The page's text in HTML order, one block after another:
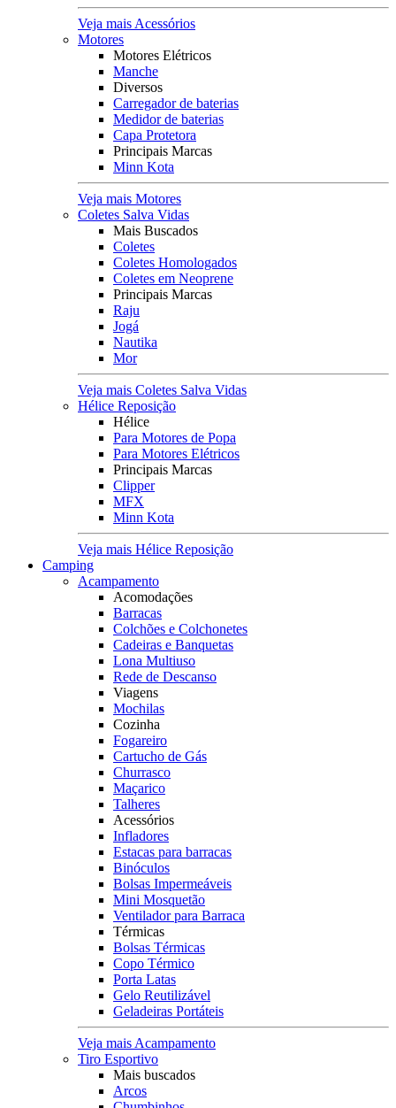
Veja mais Acessórios
Motores
Motores Elétricos
Manche
Diversos
Carregador de baterias
Medidor de baterias
Capa Protetora
Principais Marcas
Minn Kota
Veja mais Motores
Coletes Salva Vidas
Mais Buscados
Coletes
Coletes Homologados
Coletes em Neoprene
Principais Marcas
Raju
Jogá
Nautika
Mor
Veja mais Coletes Salva Vidas
Hélice Reposição
Hélice
Para Motores de Popa
Para Motores Elétricos
Principais Marcas
Clipper
MFX
Minn Kota
Veja mais Hélice Reposição
Camping
Acampamento
Acomodações
Barracas
Colchões e Colchonetes
Cadeiras e Banquetas
Lona Multiuso
Rede de Descanso
Viagens
Mochilas
Cozinha
Fogareiro
Cartucho de Gás
Churrasco
Maçarico
Talheres
Acessórios
Infladores
Estacas para barracas
Binóculos
Bolsas Impermeáveis
Mini Mosquetão
Ventilador para Barraca
Térmicas
Bolsas Térmicas
Copo Térmico
Porta Latas
Gelo Reutilizável
Geladeiras Portáteis
Veja mais Acampamento
Tiro Esportivo
Mais buscados
Arcos